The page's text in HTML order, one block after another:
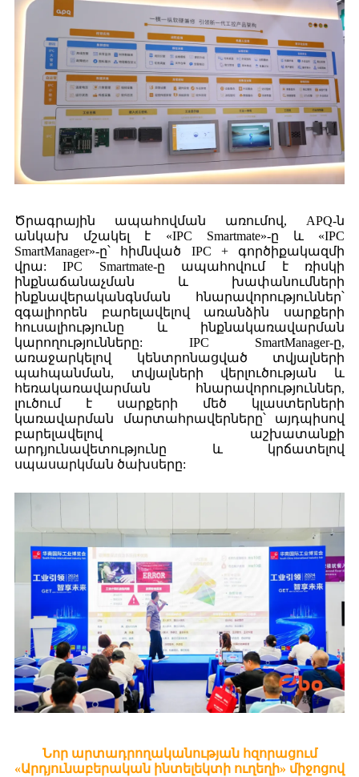
Ծրագրային ապահովման առումով, APQ-ն
անկախ մշակել է «IPC Smartmate»-ը և «IPC
SmartManager»-ը՝ հիմնված IPC + գործիքակազմի
վրա: IPC Smartmate-ը ապահովում է ռիսկի
ինքնաճանաչման և խափանումների
ինքնավերականգնման հնարավորություններ՝
զգալիորեն բարելավելով առանձին սարքերի
հուսալիությունը և ինքնակառավարման
կարողությունները: IPC SmartManager-ը,
առաջարկելով կենտրոնացված տվյալների
պահպանման, տվյալների վերլուծության և
հեռակառավարման հնարավորություններ,
լուծում է սարքերի մեծ կլաստերների
կառավարման մարտահրավերները՝ այդպիսով
բարելավելով աշխատանքի
արդյունավետությունը և կրճատելով
սպասարկման ծախսերը:
Նոր արտադրողականության հզորացում
«Արդյունաբերական ինտելեկտի ուղեղի» միջոցով